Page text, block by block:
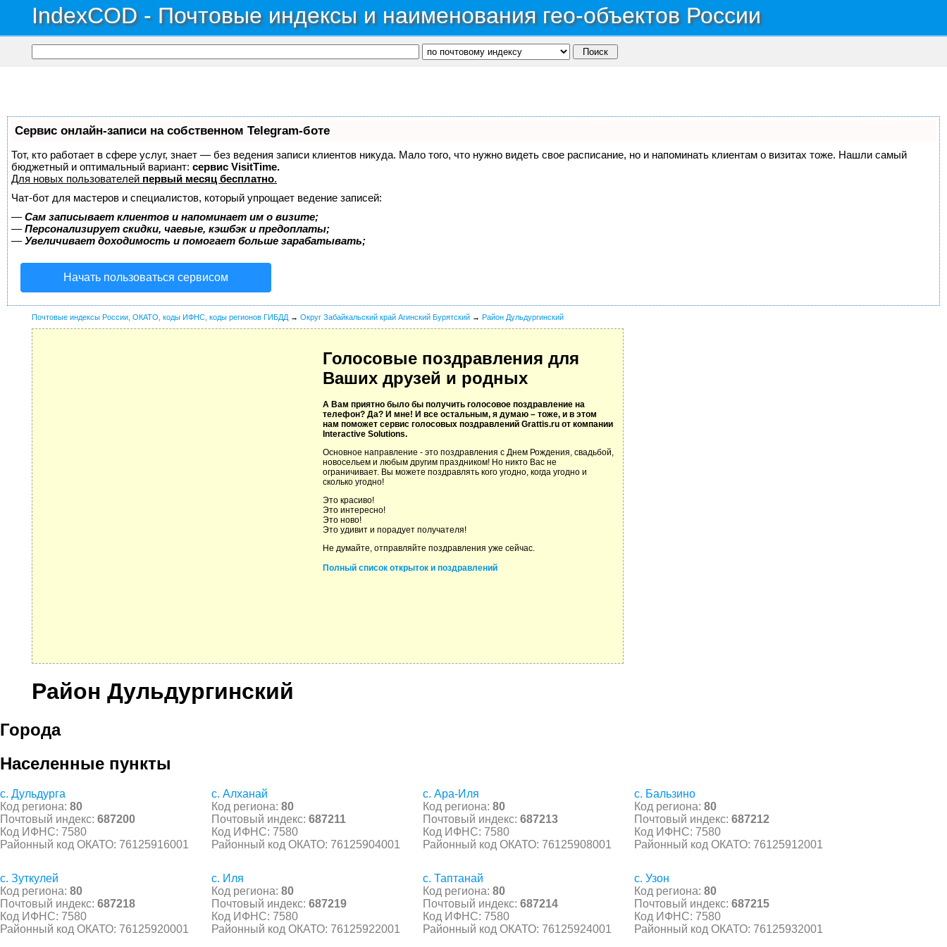
IndexCOD - Почтовые индексы и наименования гео-объектов России
Сервис онлайн-записи на собственном Telegram-боте
Тот, кто работает в сфере услуг, знает — без ведения записи клиентов никуда. Мало того, что нужно видеть свое расписание, но и напоминать клиентам о визитах тоже. Нашли самый
бюджетный и оптимальный вариант: сервис VisitTime.
Для новых пользователей первый месяц бесплатно.
Чат-бот для мастеров и специалистов, который упрощает ведение записей:
— Сам записывает клиентов и напоминает им о визите;
— Персонализирует скидки, чаевые, кэшбэк и предоплаты;
— Увеличивает доходимость и помогает больше зарабатывать;
Начать пользоваться сервисом
Почтовые индексы России, ОКАТО, коды ИФНС, коды регионов ГИБДД → Округ Забайкальский край Агинский Бурятский → Район Дульдургинский
Голосовые поздравления для
Ваших друзей и родных
А Вам приятно было бы получить голосовое поздравление на
телефон? Да? И мне! И все остальным, я думаю – тоже, и в этом
нам поможет сервис голосовых поздравлений Grattis.ru от компании
Interactive Solutions.
Основное направление - это поздравления с Днем Рождения, свадьбой,
новосельем и любым другим праздником! Но никто Вас не
ограничивает. Вы можете поздравлять кого угодно, когда угодно и
сколько угодно!
Это красиво!
Это интересно!
Это ново!
Это удивит и порадует получателя!
Не думайте, отправляйте поздравления уже сейчас.
Полный список открыток и поздравлений
Район Дульдургинский
Города
Населенные пункты
с. Дульдурга
Код региона: 80
Почтовый индекс: 687200
Код ИФНС: 7580
Районный код ОКАТО: 76125916001
с. Алханай
Код региона: 80
Почтовый индекс: 687211
Код ИФНС: 7580
Районный код ОКАТО: 76125904001
с. Ара-Иля
Код региона: 80
Почтовый индекс: 687213
Код ИФНС: 7580
Районный код ОКАТО: 76125908001
с. Бальзино
Код региона: 80
Почтовый индекс: 687212
Код ИФНС: 7580
Районный код ОКАТО: 76125912001
с. Зуткулей
Код региона: 80
Почтовый индекс: 687218
Код ИФНС: 7580
Районный код ОКАТО: 76125920001
с. Иля
Код региона: 80
Почтовый индекс: 687219
Код ИФНС: 7580
Районный код ОКАТО: 76125922001
с. Таптанай
Код региона: 80
Почтовый индекс: 687214
Код ИФНС: 7580
Районный код ОКАТО: 76125924001
с. Узон
Код региона: 80
Почтовый индекс: 687215
Код ИФНС: 7580
Районный код ОКАТО: 76125932001